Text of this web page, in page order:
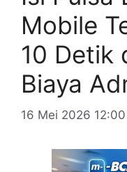
Mobile
10 Detik
Biaya
16 Mei 2026